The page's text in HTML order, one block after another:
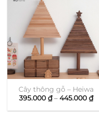
Cây thông gỗ – Heiwa
395.000 ₫ – 445.000 ₫